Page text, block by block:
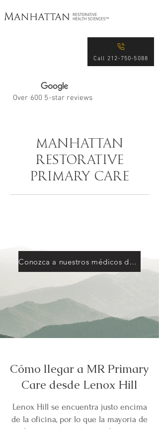
Call 212-750-5088
Over 600 5-star reviews
MANHATTAN
RESTORATIVE
PRIMARY CARE
Conozca a nuestros médicos de atención primaria.
Cómo llegar a MR Primary
Care desde Lenox Hill
Lenox Hill se encuentra justo encima
de la oficina, por lo que la mayoría de